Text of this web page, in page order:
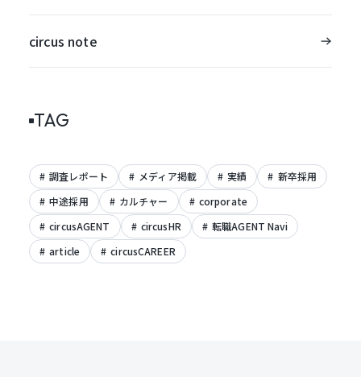
circus note
TAG
調査レポート メディア掲載 実績
新卒採用
中途採用
カルチャー
corporate
circusAGENT
circusHR
転職AGENT Navi
article
circusCAREER